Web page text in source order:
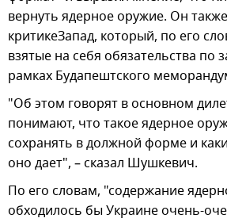
вернуть ядерное оружие. Он
критикеЗапад, который, по его
взятые на себя обязательства по
рамках Будапештского
"Об этом говорят в основном
понимают, что такое ядерное
сохранять в должной форме и
оно дает", – сказал Шушкевич.
По его словам, "содержание
обходилось бы Украине очень-